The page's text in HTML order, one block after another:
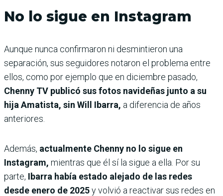
No lo sigue en Instagram
Aunque nunca confirmaron ni desmintieron una
separación, sus seguidores notaron el problema entre
ellos, como por ejemplo que en diciembre pasado,
Chenny TV publicó sus fotos navideñas junto a su
hija Amatista, sin Will Ibarra, a diferencia de años
anteriores.
Además, actualmente Chenny no lo sigue en
Instagram, mientras que él sí la sigue a ella. Por su
parte, Ibarra había estado alejado de las redes
desde enero de 2025y volvió a reactivar sus redes en